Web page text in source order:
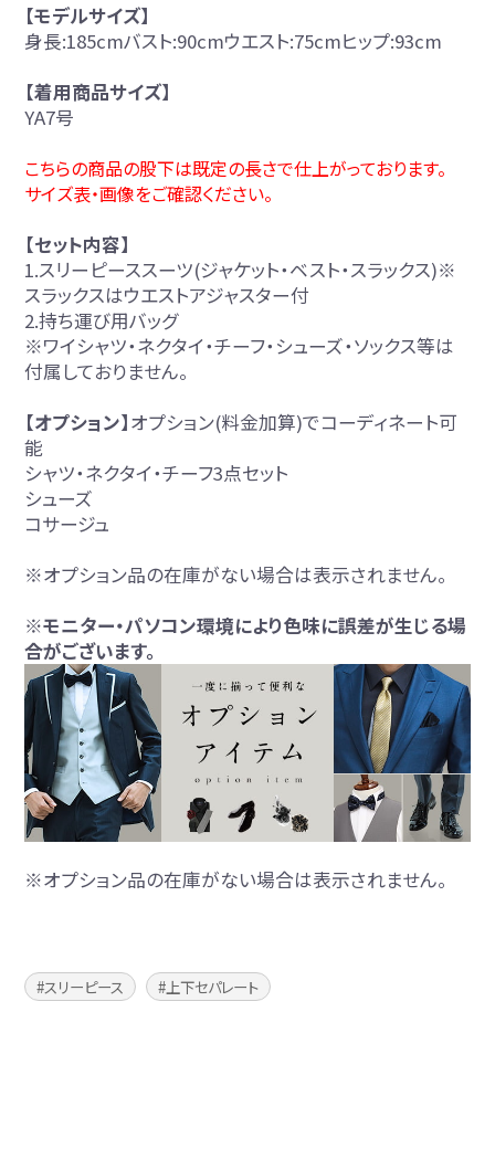
【モデルサイズ】
身長:185cmバスト:90cmウエスト:75cmヒップ:93cm
【着用商品サイズ】
YA7号
こちらの商品の股下は既定の長さで仕上がっております。
サイズ表・画像をご確認ください。
【セット内容】
1.スリーピーススーツ(ジャケット・ベスト・スラックス)※
スラックスはウエストアジャスター付
2.持ち運び用バッグ
※ワイシャツ・ネクタイ・チーフ・シューズ・ソックス等は
付属しておりません。
【オプション】オプション(料金加算)でコーディネート可
能
シャツ・ネクタイ・チーフ3点セット
シューズ
コサージュ
※オプション品の在庫がない場合は表示されません。
※モニター・パソコン環境により色味に誤差が生じる場
合がございます。
※オプション品の在庫がない場合は表示されません。
スリーピース 上下セパレート